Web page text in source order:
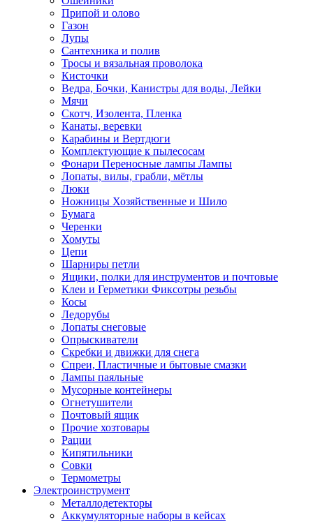
Припой и олово
Газон
Лупы
Сантехника и полив
Тросы и вязальная проволока
Кисточки
Ведра, Бочки, Канистры для воды, Лейки
Мячи
Скотч, Изолента, Пленка
Канаты, веревки
Карабины и Вертдюги
Комплектующие к пылесосам
Фонари Переносные лампы Лампы
Лопаты, вилы, грабли, мётлы
Люки
Ножницы Хозяйственные и Шило
Бумага
Черенки
Хомуты
Цепи
Шарниры петли
Ящики, полки для инструментов и почтовые
Клеи и Герметики Фиксотры резьбы
Косы
Ледорубы
Лопаты снеговые
Опрыскиватели
Скребки и движки для снега
Спреи, Пластичные и бытовые смазки
Лампы паяльные
Мусорные контейнеры
Огнетушители
Почтовый ящик
Прочие хозтовары
Рации
Кипятильники
Совки
Термометры
Электроинструмент
Металлодетекторы
Аккумуляторные наборы в кейсах